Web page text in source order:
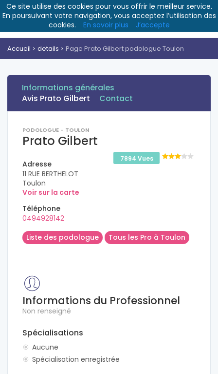
Accueil details Page Prato Gilbert podologue Toulon
Informations générales
Avis Prato Gilbert
Contact
PODOLOGUE - TOULON
Prato Gilbert
7894 Vues
Adresse
11 RUE BERTHELOT
Toulon
Voir sur la carte
Téléphone
0494928142
Liste des podologue
Tous les Pro à Toulon
Informations du Professionnel
Non renseigné
Spécialisations
Aucune
Spécialisation enregistrée
Ce site utilise des cookies pour vous offrir le meilleur service.
En poursuivant votre navigation, vous acceptez l’utilisation des
cookies.
En savoir plus J’accepte